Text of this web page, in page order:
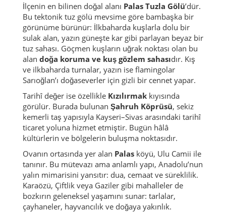
İlçenin en bilinen doğal alanı Palas Tuzla Gölü’dür.
Bu tektonik tuz gölü mevsime göre bambaşka bir
görünüme bürünür: İlkbaharda kuşlarla dolu bir
sulak alan, yazın güneşte kar gibi parlayan beyaz bir
tuz sahası. Göçmen kuşların uğrak noktası olan bu
alan doğa koruma ve kuş gözlem sahasıdır. Kış
ve ilkbaharda turnalar, yazın ise flamingolar
Sarıoğlan’ı doğaseverler için gizli bir cennet yapar.
Tarihî değer ise özellikle Kızılırmak kıyısında
görülür. Burada bulunan Şahruh Köprüsü, sekiz
kemerli taş yapısıyla Kayseri–Sivas arasındaki tarihî
ticaret yoluna hizmet etmiştir. Bugün hâlâ
kültürlerin ve bölgelerin buluşma noktasıdır.
Ovanın ortasında yer alan Palas köyü, Ulu Camii ile
tanınır. Bu mütevazı ama anlamlı yapı, Anadolu’nun
yalın mimarisini yansıtır: dua, cemaat ve süreklilik.
Karaözü, Çiftlik veya Gaziler gibi mahalleler de
bozkırın geleneksel yaşamını sunar: tarlalar,
çayhaneler, hayvancılık ve doğaya yakınlık.